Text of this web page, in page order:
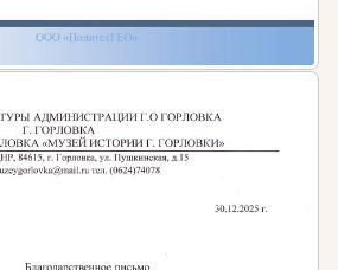
работников лицензиата,
непосредственно связана
реже 1 раза в 5 лет.
не обладающих